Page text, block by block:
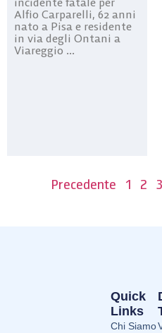
Alfio Carparelli, 62 anni
nato a Pisa e residente
in via degli Ontani a
Viareggio ...
Precedente 1 2 3
Quick
Links
Chi Siamo